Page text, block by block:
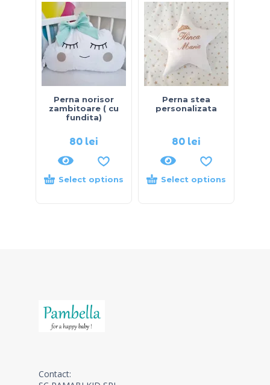
Perna norisor
zambitoare ( cu
fundita)
80 lei
Select options
Perna stea
personalizata
80 lei
Select options
Contact: